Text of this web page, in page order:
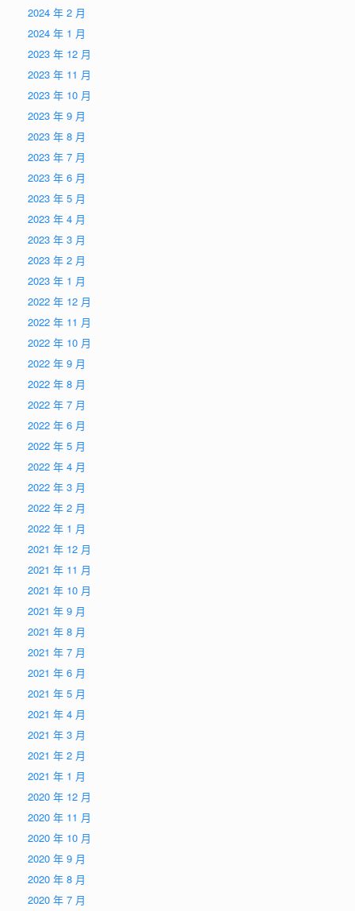
2024 年 2 月
2024 年 1 月
2023 年 12 月
2023 年 11 月
2023 年 10 月
2023 年 9 月
2023 年 8 月
2023 年 7 月
2023 年 6 月
2023 年 5 月
2023 年 4 月
2023 年 3 月
2023 年 2 月
2023 年 1 月
2022 年 12 月
2022 年 11 月
2022 年 10 月
2022 年 9 月
2022 年 8 月
2022 年 7 月
2022 年 6 月
2022 年 5 月
2022 年 4 月
2022 年 3 月
2022 年 2 月
2022 年 1 月
2021 年 12 月
2021 年 11 月
2021 年 10 月
2021 年 9 月
2021 年 8 月
2021 年 7 月
2021 年 6 月
2021 年 5 月
2021 年 4 月
2021 年 3 月
2021 年 2 月
2021 年 1 月
2020 年 12 月
2020 年 11 月
2020 年 10 月
2020 年 9 月
2020 年 8 月
2020 年 7 月